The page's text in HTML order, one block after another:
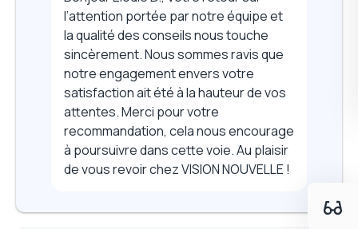
l’attention portée par notre équipe et
la qualité des conseils nous touche
sincèrement. Nous sommes ravis que
notre engagement envers votre
satisfaction ait été à la hauteur de vos
attentes. Merci pour votre
recommandation, cela nous encourage
à poursuivre dans cette voie. Au plaisir
de vous revoir chez VISION NOUVELLE !